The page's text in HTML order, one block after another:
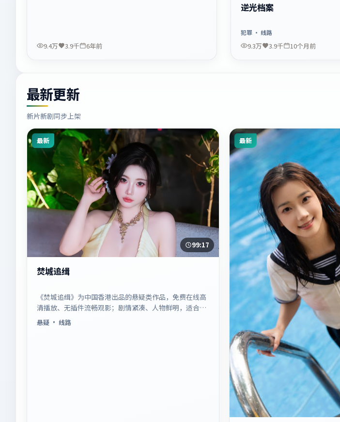
9.4万 3.9千 6年前
逆光档案
犯罪· 线路
9.3万 3.9千 10个月前
最新更新
新片新剧同步上架
最新
99:17
焚城追缉
《焚城追缉》为中国香港出品的悬疑类作品，免费在线高
清播放、无插件流畅观影；剧情紧凑、人物鲜明，适合休
闲一口气追看。
悬疑· 线路
最新